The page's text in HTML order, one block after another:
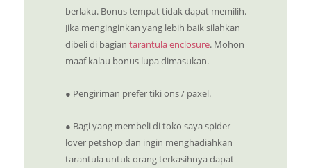
berlaku. Bonus tempat tidak dapat memilih.
Jika menginginkan yang lebih baik silahkan
dibeli di bagian tarantula enclosure. Mohon
maaf kalau bonus lupa dimasukan.
● Pengiriman prefer tiki ons / paxel.
● Bagi yang membeli di toko saya spider
lover petshop dan ingin menghadiahkan
tarantula untuk orang terkasihnya dapat